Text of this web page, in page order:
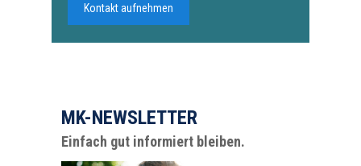
Kontakt aufnehmen
MK-NEWSLETTER
Einfach gut informiert bleiben.